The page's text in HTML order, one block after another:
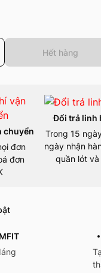
Hết hàng
chuyển
đơn
đơn
Đổi trả linh
Trong 15
ngày nhận
quần lót